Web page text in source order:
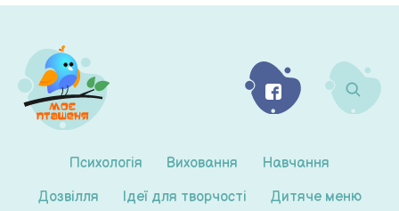
Психологія Виховання
Навчання
Дозвілля
Ідеї для творчості Дитяче меню